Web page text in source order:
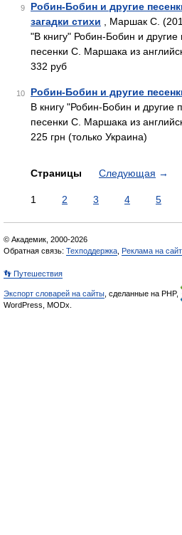
9
Робин-Бобин и другие
загадки стихи , Маршак С.
"В книгу" Робин-Бобин и
песенки С. Маршака из
332 руб
10 Робин-Бобин и другие
В книгу "Робин-Бобин и другие
песенки С. Маршака из
225 грн (только Украина)
Страницы Следующая →
1 2 3 4 5
© Академик, 2000-2026
Обратная связь: Техподдержка Реклама на
👣 Путешествия
Экспорт словарей на сайты , сделанные на PHP,
WordPress, MODx.